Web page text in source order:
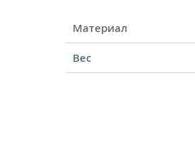
Материал
Вес